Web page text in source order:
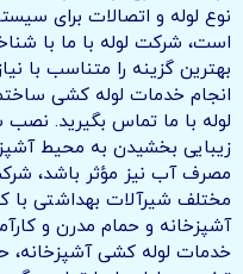
نوع لوله و اتصالات برای
است، شرکت لوله با ما با
بهترین گزینه را متناسب با
انجام خدمات لوله کشی
لوله با ما تماس بگیرید. نصب
زیبایی بخشیدن به محیط
مصرف آب نیز مؤثر باشد، شرکت
مختلف شیرآلات بهداشتی
آشپزخانه و حمام مدرن و
خدمات لوله‌ کشی آشپزخانه،